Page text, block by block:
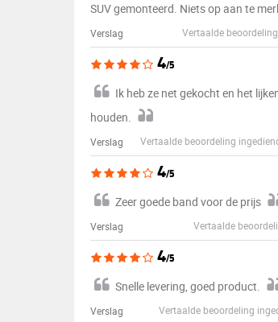
SUV gemonteerd. Niets op aan te
Verslag Vertaalde
4/5
Ik heb ze net gekocht en het
houden.
Verslag Vertaalde beoordeling
4/5
Zeer goede band voor de prijs
Verslag Vertaalde
4/5
Snelle levering, goed product.
Verslag Vertaalde beoordeling